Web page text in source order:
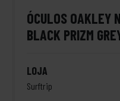
ÓCULOS OAKLEY
BLACK PRIZM
LOJA
Surftrip